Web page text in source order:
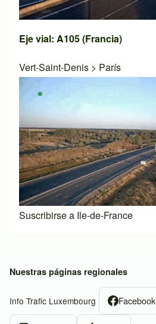
Eje vial: A105 (Francia)
Vert-Saint-Denis > París
Suscribirse a Ile-de-France
Nuestras páginas regionales
Info Trafic Luxembourg Facebook